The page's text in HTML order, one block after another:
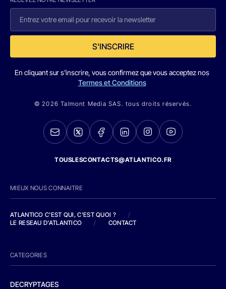
S'INSCRIRE
En cliquant sur s'inscrire, vous confirmez que vous acceptez nos
Termes et Conditions
© 2026 Talmont Media SAS. tous droits réservés.
TOUSLESCONTACTS@ATLANTICO.FR
MIEUX NOUS CONNAITRE
ATLANTICO C'EST QUI, C'EST QUOI ?
/
LE RESEAU D'ATLANTICO
/ CONTACT
CATEGORIES
DECRYPTAGES